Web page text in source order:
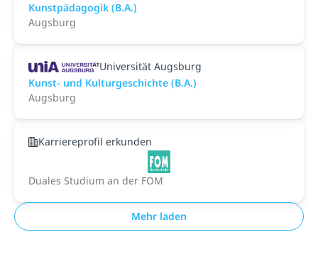
Kunstpädagogik (B.A.)
Augsburg
Universität Augsburg
Kunst- und Kulturgeschichte (B.A.)
Augsburg
Karriereprofil erkunden
Duales Studium an der FOM
Mehr laden